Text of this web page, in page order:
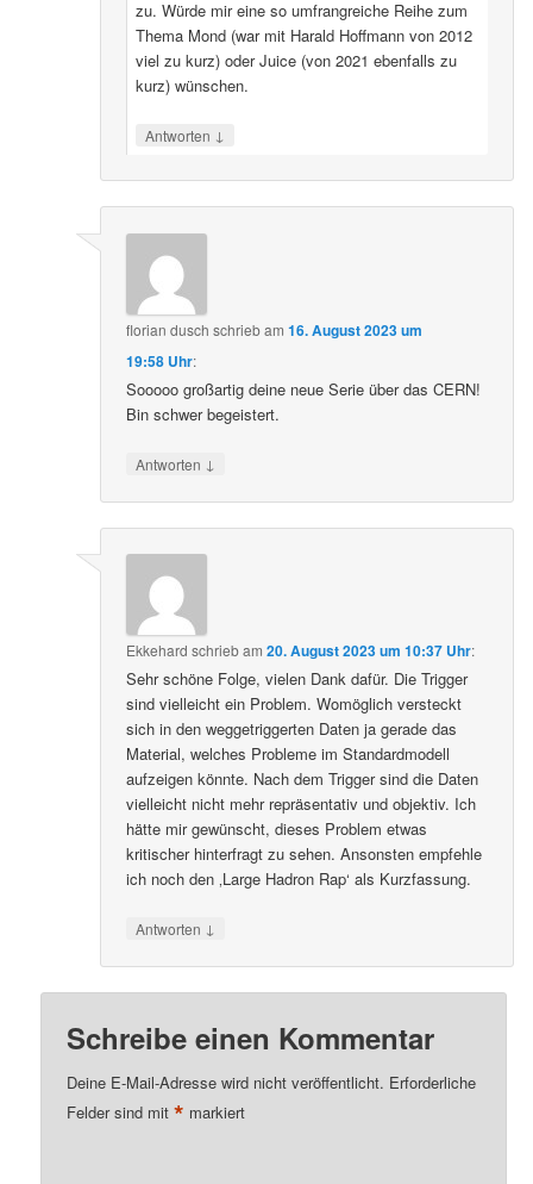
zu. Würde mir eine so umfrangreiche Reihe zum
Thema Mond (war mit Harald Hoffmann von 2012
viel zu kurz) oder Juice (von 2021 ebenfalls zu
kurz) wünschen.
Antworten ↓
florian dusch schriebam16. August 2023 um
19:58 Uhr:
Sooooo großartig deine neue Serie über das CERN!
Bin schwer begeistert.
Antworten ↓
Ekkehard schriebam20. August 2023 um 10:37 Uhr:
Sehr schöne Folge, vielen Dank dafür. Die Trigger
sind vielleicht ein Problem. Womöglich versteckt
sich in den weggetriggerten Daten ja gerade das
Material, welches Probleme im Standardmodell
aufzeigen könnte. Nach dem Trigger sind die Daten
vielleicht nicht mehr repräsentativ und objektiv. Ich
hätte mir gewünscht, dieses Problem etwas
kritischer hinterfragt zu sehen. Ansonsten empfehle
ich noch den ‚Large Hadron Rap‘ als Kurzfassung.
Antworten ↓
Schreibe einen Kommentar
Deine E-Mail-Adresse wird nicht veröffentlicht. Erforderliche
Felder sind mit* markiert